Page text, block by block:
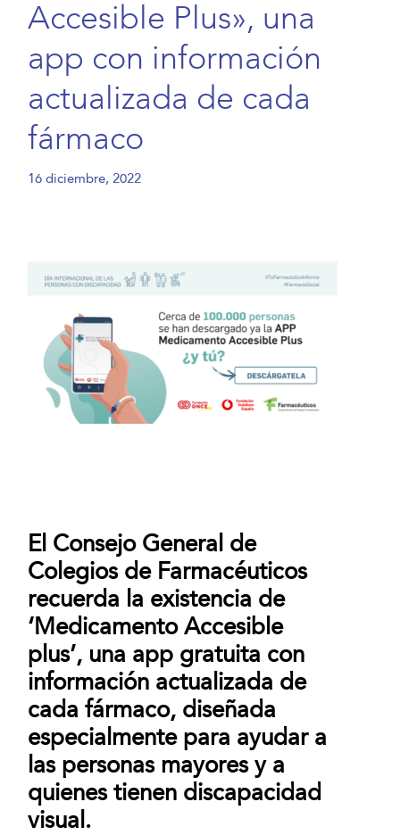
Accesible Plus», una
app con información
actualizada de cada
fármaco
16 diciembre, 2022
El Consejo General de
Colegios de Farmacéuticos
recuerda la existencia de
‘Medicamento Accesible
plus’, una app gratuita con
información actualizada de
cada fármaco, diseñada
especialmente para ayudar a
las personas mayores y a
quienes tienen discapacidad
visual.